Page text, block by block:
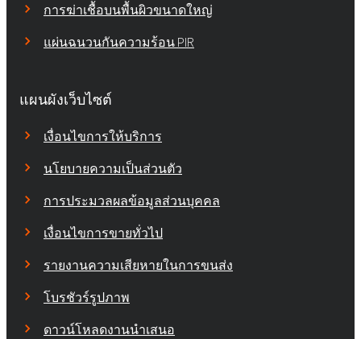
การฆ่าเชื้อบนพื้นผิวขนาดใหญ่
แผ่นฉนวนกันความร้อน PIR
แผนผังเว็บไซต์
เงื่อนไขการให้บริการ
นโยบายความเป็นส่วนตัว
การประมวลผลข้อมูลส่วนบุคคล
เงื่อนไขการขายทั่วไป
รายงานความเสียหายในการขนส่ง
โบรชัวร์รูปภาพ
ดาวน์โหลดงานนำเสนอ